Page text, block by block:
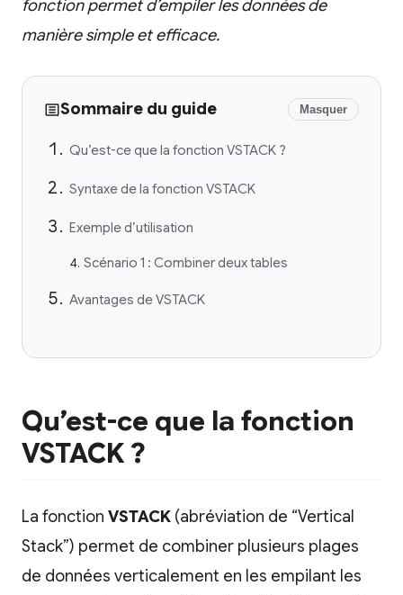
fonction permet d’empiler les données de
manière simple et efficace.
Sommaire du guide Masquer
Qu’est-ce que la fonction VSTACK ?
Syntaxe de la fonction VSTACK
Exemple d’utilisation
Scénario 1 : Combiner deux tables
Avantages de VSTACK
Qu’est-ce que la fonction
VSTACK ?
La fonction VSTACK (abréviation de “Vertical
Stack”) permet de combiner plusieurs plages
de données verticalement en les empilant les